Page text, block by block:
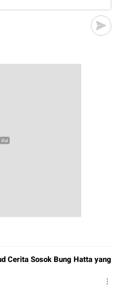
Cerita Sosok Bung Hatta yang